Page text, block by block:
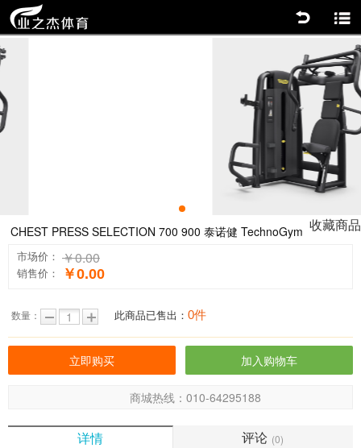
收藏商品
CHEST PRESS SELECTION 700 900 泰诺健 TechnoGym
市场价： ￥0.00
销售价： ￥0.00
数量： 此商品已售出： 0件
商城热线：010-64295188
详情 评论 (0)